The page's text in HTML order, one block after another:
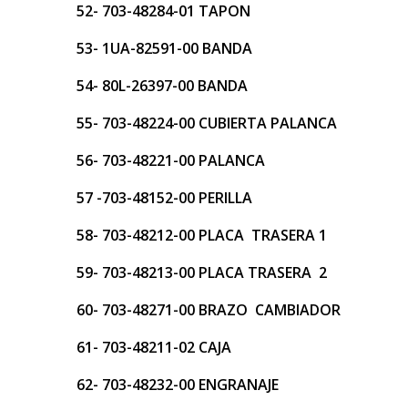
52- 703-48284-01 TAPON
53- 1UA-82591-00 BANDA
54- 80L-26397-00 BANDA
55- 703-48224-00 CUBIERTA PALANCA
56- 703-48221-00 PALANCA
57 -703-48152-00 PERILLA
58- 703-48212-00 PLACA TRASERA 1
59- 703-48213-00 PLACA TRASERA 2
60- 703-48271-00 BRAZO CAMBIADOR
61- 703-48211-02 CAJA
62- 703-48232-00 ENGRANAJE